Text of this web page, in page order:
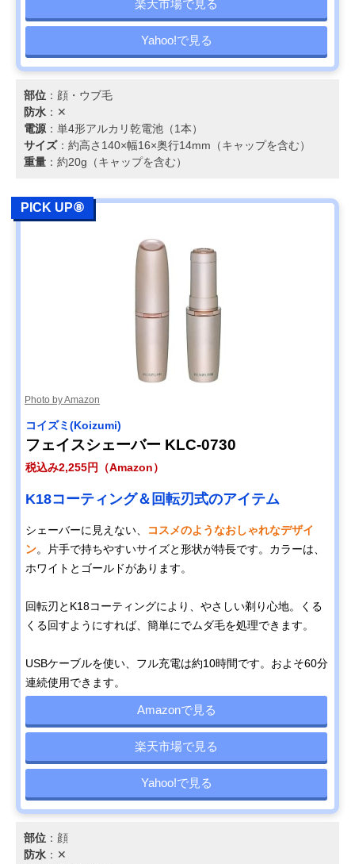
楽天市場で見る
Yahoo!で見る
部位 ：顔・ウブ毛
防水 ：✕
電源：単4形アルカリ乾電池（1本）
サイズ：約高さ140×幅16×奥行14mm（キャップを含む）
重量 ：約20g（キャップを含む）
PICK UP⑧
Photo by Amazon
コイズミ(Koizumi)
フェイスシェーバー KLC-0730
税込み2,255円（Amazon）
K18コーティング＆回転刃式のアイテム
シェーバーに見えない、
コスメのようなおしゃれなデザイ
ン。片手で持ちやすいサイズと形状が特長です。カラーは、
ホワイトとゴールドがあります。
回転刃とK18コーティングにより、やさしい剃り心地。くる
くる回すようにすれば、簡単にでムダ毛を処理できます。
USBケーブルを使い、フル充電は約10時間です。およそ60分
連続使用できます。
Amazonで見る
楽天市場で見る
Yahoo!で見る
部位 ：顔
防水 ：✕